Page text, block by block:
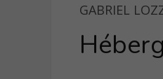
GABRIEL